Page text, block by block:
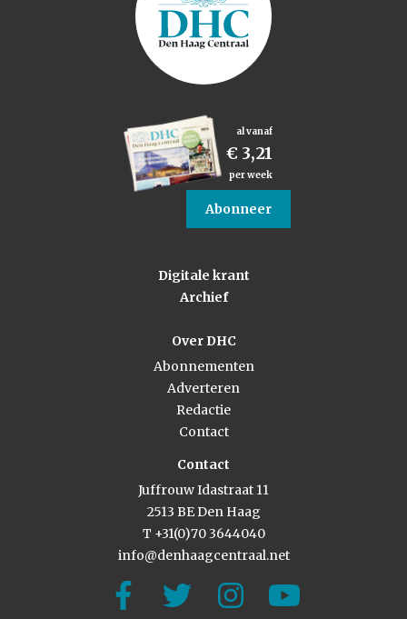
al vanaf
€ 3,21
per week
Abonneer
Digitale krant
Archief
Over DHC
Abonnementen
Adverteren
Redactie
Contact
Contact
Juffrouw Idastraat 11
2513 BE Den Haag
T +31(0)70 3644040
info@denhaagcentraal.net